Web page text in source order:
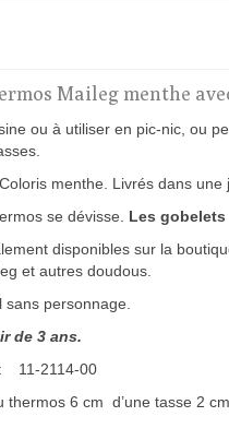
:
Maileg menthe
ou à utiliser en pic-nic, ou
menthe. Livrés dans une
se dévisse. Les
disponibles sur la
et autres doudous.
personnage.
de 3 ans.
11-2114-00
6 cm d’une tasse 2 cm